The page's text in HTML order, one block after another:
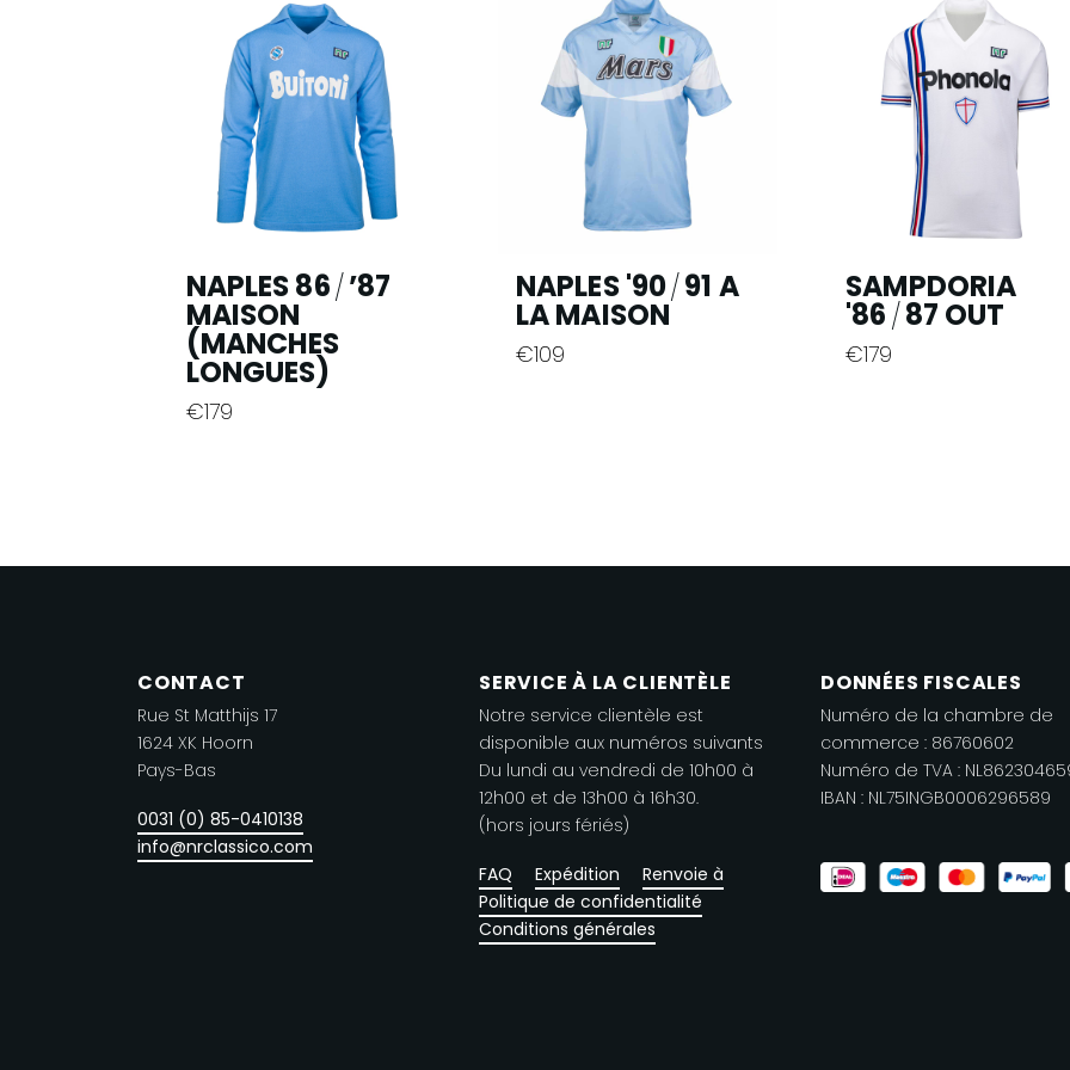
NAPLES 86 / ’87
MAISON
(MANCHES
LONGUES)
€179
variantes.
être
choisies
sur
page
de
NAPLES '90/ 91 A
LA MAISON
€109
options
choisies
la
page
de
produit
SAMPDORIA
'86 / 87 OUT
€179
options
choisies
sur
la
page
de
CONTACT
Rue St Matthijs 17
1624 XK Hoorn
Pays-Bas
0031 (0) 85-0410138
info@nrclassico.com
SERVICE À LA CLIENTÈLE
Notre service clientèle est
disponible aux numéros suivants
Du lundi au vendredi de 10h00 à
12h00 et de 13h00 à 16h30.
(hors jours fériés)
FAQ Expédition
Renvoie à
Politique de confidentialité
Conditions générales
DONNÉES FISCALES
Numéro de la chambre de
commerce : 86760602
Numéro de TVA :
IBAN : NL75INGB0006296589